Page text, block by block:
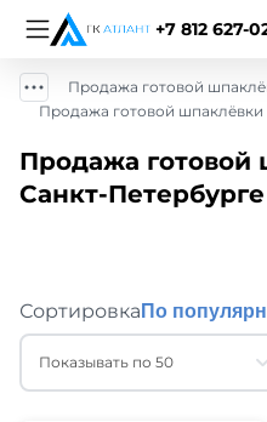
+7 812 627-
Продажа готовой
Продажа готовой шпаклёвки
Продажа готовой
Санкт-Петербурге
Сортировка По
Показывать по 50